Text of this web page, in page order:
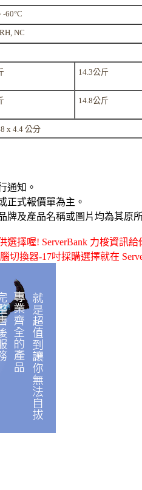
-60°C
NC
14.3公斤
14.8公斤
x 4.4 公分
通知。
正式報價單為主。
牌及產品名稱或圖片均為其原
擇喔! ServerBank 力梭資訊
切換器-17吋採購選擇就在